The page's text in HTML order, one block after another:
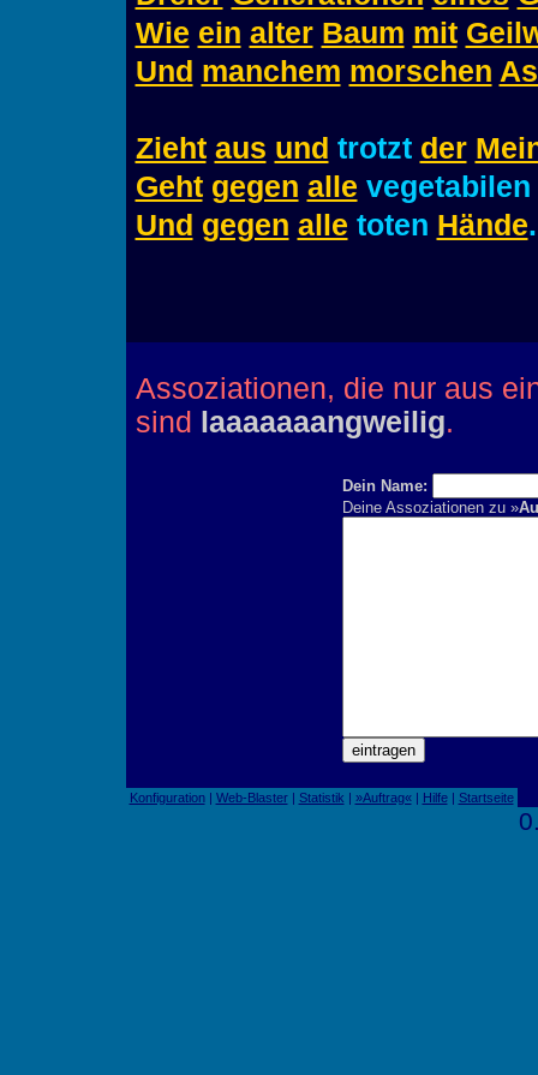
Wie ein alter Baum mit
Und manchem morschen
Zieht aus und trotzt der
Geht gegen alle vegetabilen
Und gegen alle toten Hände.
Assoziationen, die nur aus
sind
laaaaaaangweilig.
Dein Name:
Deine Assoziationen zu »
Konfiguration| Web-Blaster| Statistik | »Auftrag«| Hilfe| Startseite